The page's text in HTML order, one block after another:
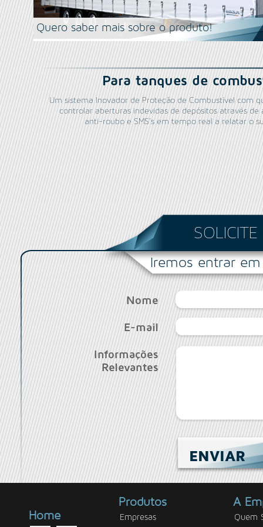
Quero saber mais sobre o produto!
Para tanques de
Um sistema Inovador de Proteção de Combustível com
controlar aberturas indevidas de depósitos através de
anti-roubo e SMS’s em tempo real a relatar o
Iremos entrar
Nome
E-mail
Informações
Relevantes
ENVIAR
Home
Produtos
Empresas
A
Quem